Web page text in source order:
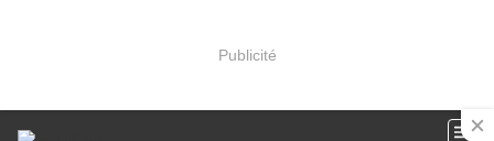
Publicité